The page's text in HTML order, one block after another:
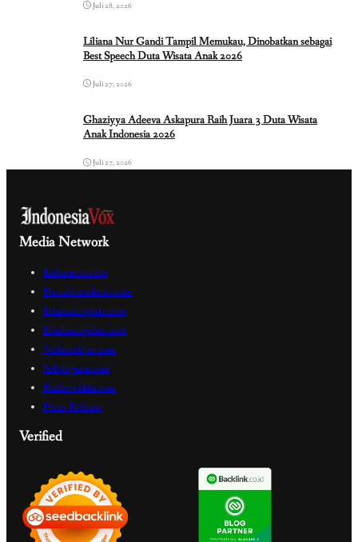
Juli 28, 2026
Liliana Nur Gandi Tampil Memukau, Dinobatkan sebagai
Best Speech Duta Wisata Anak 2026
Juli 27, 2026
Ghaziyya Adeeva Askapura Raih Juara 3 Duta Wisata
Anak Indonesia 2026
Juli 27, 2026
Media Network
Kabartren.com
Portaldemokrasi.com
Edukasiupdate.com
Edukasiupdate.com
Nalarrakyat.com
Sabdaguru.com
Radarwaktu.com
Press Release
Verified